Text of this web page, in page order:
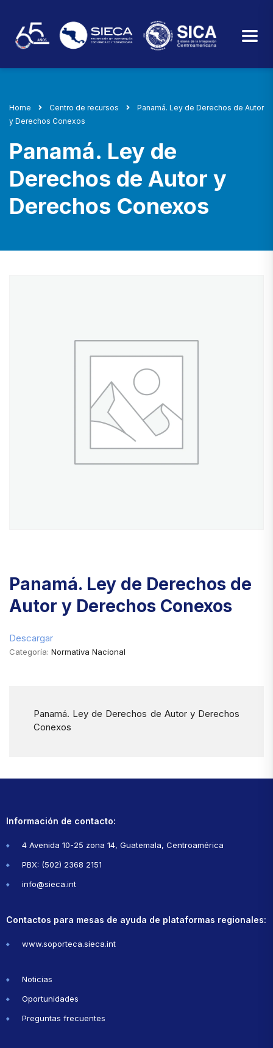
Home Centro de recursos
Panamá. Ley de Derechos de Autor
y Derechos Conexos
Panamá. Ley de
Derechos de Autor y
Derechos Conexos
Panamá. Ley de Derechos de
Autor y Derechos Conexos
Descargar
Categoría: Normativa Nacional
Panamá. Ley de Derechos de Autor y Derechos
Conexos
Información de contacto:
4 Avenida 10-25 zona 14, Guatemala, Centroamérica
PBX: (502) 2368 2151
info@sieca.int
Contactos para mesas de ayuda de plataformas regionales:
www.soporteca.sieca.int
Noticias
Oportunidades
Preguntas frecuentes